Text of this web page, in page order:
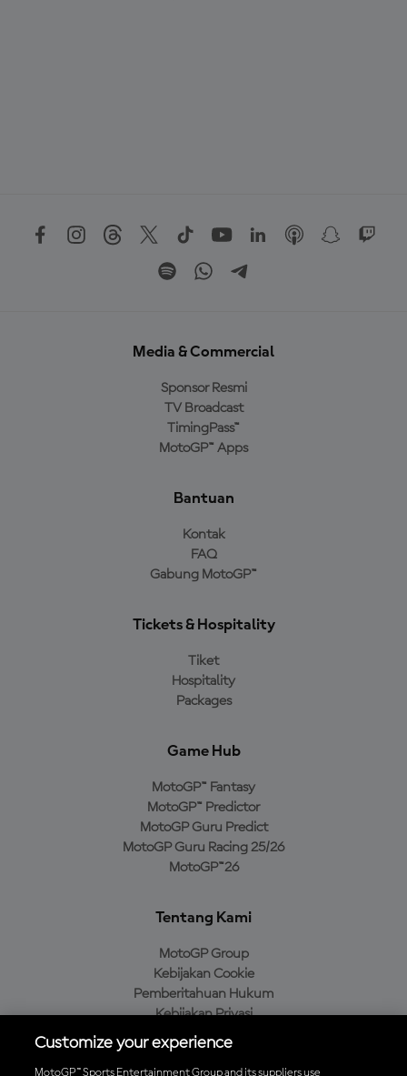
Media & Commercial
Sponsor Resmi
TV Broadcast
TimingPass™
MotoGP™ Apps
Bantuan
Kontak
FAQ
Gabung MotoGP™
Tickets & Hospitality
Tiket
Hospitality
Packages
Game Hub
MotoGP™ Fantasy
MotoGP™ Predictor
MotoGP Guru Predict
MotoGP Guru Racing 25/26
MotoGP™26
Tentang Kami
MotoGP Group
Kebijakan Cookie
Pemberitahuan Hukum
Kebijakan Privasi
Kebijakan Pembelian
Customize your experience
MotoGP™ Sports Entertainment Group and its suppliers use